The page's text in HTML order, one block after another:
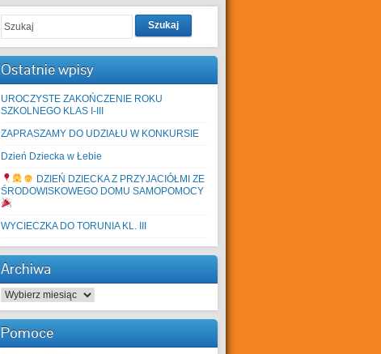
Szukaj
Ostatnie wpisy
UROCZYSTE ZAKOŃCZENIE ROKU
SZKOLNEGO KLAS I-III
ZAPRASZAMY DO UDZIAŁU W KONKURSIE
Dzień Dziecka w Łebie
DZIEŃ DZIECKA Z PRZYJACIÓŁMI ZE
ŚRODOWISKOWEGO DOMU SAMOPOMOCY
WYCIECZKA DO TORUNIA KL. III
Archiwa
Archiwa
Pomoce